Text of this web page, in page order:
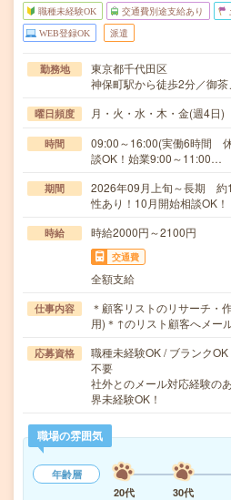
職種未経験OK 交通費別途支給あり
WEB登録OK 派遣
勤務地
東京都千代田区
神保町駅から徒歩2分／御
曜日頻度 月・火・水・木・金(週4日
時間
09:00～16:00(実働6時間
談OK！始業9:00～11:00…
期間
2026年09月上旬～長期
性あり！10月開始相談OK
時給 時給2000円～2100円
交通費
全額支給
仕事内容
＊顧客リストのリサーチ・
用)＊↑のリスト顧客へメー
応募資格
職種未経験OK / ブランク
不要
社外とのメール対応経験の
界未経験OK！
職場の雰囲気
年齢層
20代
30代